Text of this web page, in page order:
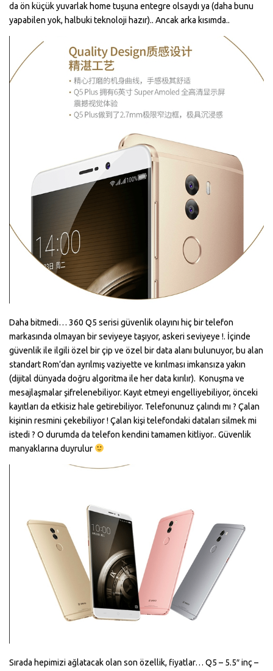
da ön küçük yuvarlak home tuşuna entegre olsaydı ya (daha bunu
yapabilen yok, halbuki teknoloji hazır).. Ancak arka kısımda..
Daha bitmedi… 360 Q5 serisi güvenlik olayını hiç bir telefon
markasında olmayan bir seviyeye taşıyor, askeri seviyeye !. İçinde
güvenlik ile ilgili özel bir çip ve özel bir data alanı bulunuyor, bu alan
standart Rom’dan ayrılmış vaziyette ve kırılması imkansıza yakın
(dijital dünyada doğru algoritma ile her data kırılır). Konuşma ve
mesajlaşmalar şifrelenebiliyor. Kayıt etmeyi engelliyebiliyor, önceki
kayıtları da etkisiz hale getirebiliyor. Telefonunuz çalındı mı ? Çalan
kişinin resmini çekebiliyor ! Çalan kişi telefondaki dataları silmek mi
istedi ? O durumda da telefon kendini tamamen kitliyor.. Güvenlik
manyaklarına duyrulur
Sırada hepimizi ağlatacak olan son özellik, fiyatlar… Q5 – 5.5″ inç –